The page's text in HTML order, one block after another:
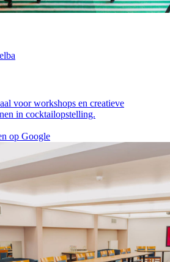
voor workshops en creatieve
in cocktailopstelling.
op Google